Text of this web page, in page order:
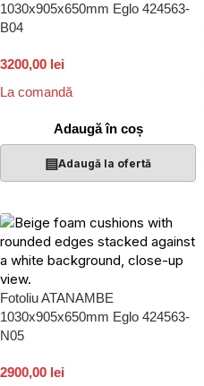
1030x905x650mm Eglo 424563-
B04
3200,00 lei
La comandă
Adaugă în coș
▤Adaugă la ofertă
Fotoliu ATANAMBE
1030x905x650mm Eglo 424563-
N05
2900,00 lei